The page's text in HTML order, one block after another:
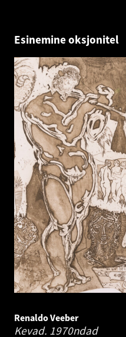
Esinemine oksjonitel
Renaldo Veeber
Kevad. 1970ndad